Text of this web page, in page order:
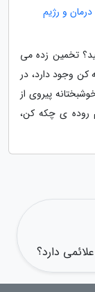
و رژیم
تخمین زده می
کن وجود دارد، در
پیروی از
روده ی چکه کن،
دارد؟